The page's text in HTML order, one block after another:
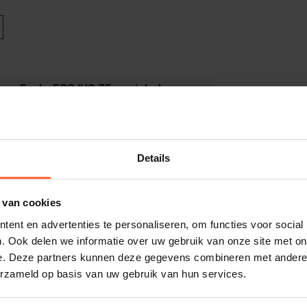
Details
cookies
en advertenties te personaliseren, om functies voor social
Ook delen we informatie over uw gebruik van onze site met
Deze partners kunnen deze gegevens combineren met
op basis van uw gebruik van hun services.
snelheid
ivs 75 automatisch zijn vermogen aan
levensduur van je pomp.
en beschermt je installatie.
35 gram per liter
ECO IVS 75, variabele